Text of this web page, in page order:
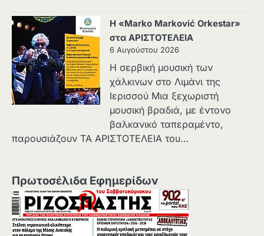
Η «Marko Marković Orkestar»
στα ΑΡΙΣΤΟΤΕΛΕΙΑ
6 Αυγούστου 2026
Η σερβική μουσική των
χάλκινων στο Λιμάνι της
Ιερισσού Μια ξεχωριστή
μουσική βραδιά, με έντονο
βαλκανικό ταπεραμέντο,
παρουσιάζουν ΤΑ ΑΡΙΣΤΟΤΕΛΕΙΑ του…
Πρωτοσέλιδα Εφημερίδων